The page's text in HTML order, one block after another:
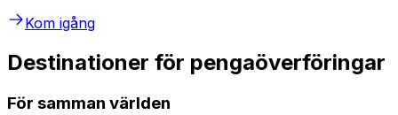
Kom igång
Destinationer för pengaöverföringar
För samman världen